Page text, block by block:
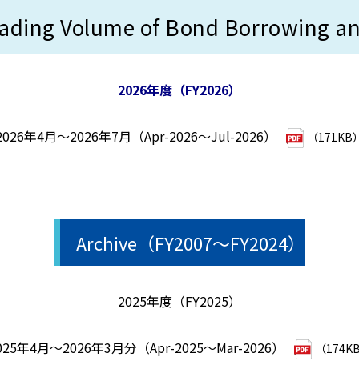
Volume of Bond Borrowing
2026年度（FY2026）
年4月～2026年7月（Apr-2026～Jul-2026） （171KB
Archive（FY2007～FY2024）
2025年度（FY2025）
年4月～2026年3月分（Apr-2025～Mar-2026） （